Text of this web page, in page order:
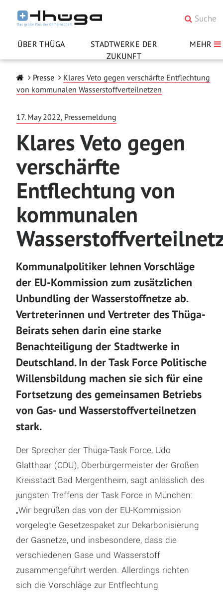
ÜBER THÜGA
STADTWERKE DER
ZUKUNFT
MEHR
Presse
Klares Veto gegen verschärfte Entflechtung
von kommunalen Wasserstoffverteilnetzen
17. May 2022, Pressemeldung
Klares Veto gegen
verschärfte
Entflechtung von
kommunalen
Kommunalpolitiker lehnen Vorschläge
der EU-Kommission zum zusätzlichen
Unbundling der Wasserstoffnetze ab.
Vertreterinnen und Vertreter des Thüga-
Beirats sehen darin eine starke
Benachteiligung der Stadtwerke in
Deutschland. In der Task Force Politische
Willensbildung machen sie sich für eine
Fortsetzung des gemeinsamen Betriebs
von Gas- und Wasserstoffverteilnetzen
stark.
Der Sprecher der Thüga-Task Force, Udo
Glatthaar (CDU), Oberbürgermeister der Großen
Kreisstadt Bad Mergentheim, sagt anlässlich des
jüngsten Treffens der Task Force in München:
„Wir begrüßen das von der EU-Kommission
vorgelegte Gesetzespaket zur Dekarbonisierung
der Gasnetze, und insbesondere, dass die
verschiedenen Gase und Wasserstoff
zusammengeführt werden. Allerdings richten
sich die Vorschläge zur Entflechtung